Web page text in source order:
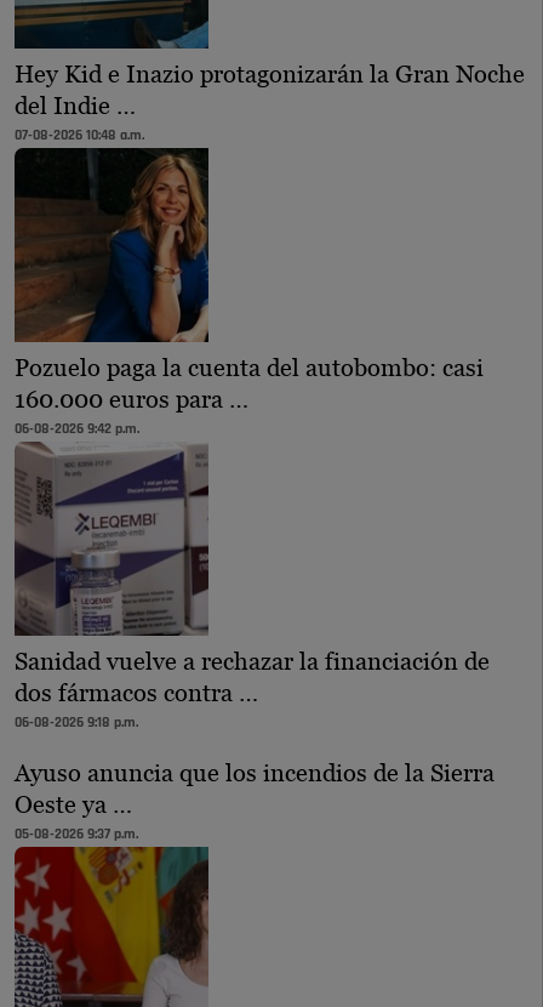
Hey Kid e Inazio protagonizarán la Gran Noche
del Indie …
07-08-2026 10:48 a.m.
Pozuelo paga la cuenta del autobombo: casi
160.000 euros para …
06-08-2026 9:42 p.m.
Sanidad vuelve a rechazar la financiación de
dos fármacos contra …
06-08-2026 9:18 p.m.
Ayuso anuncia que los incendios de la Sierra
Oeste ya …
05-08-2026 9:37 p.m.